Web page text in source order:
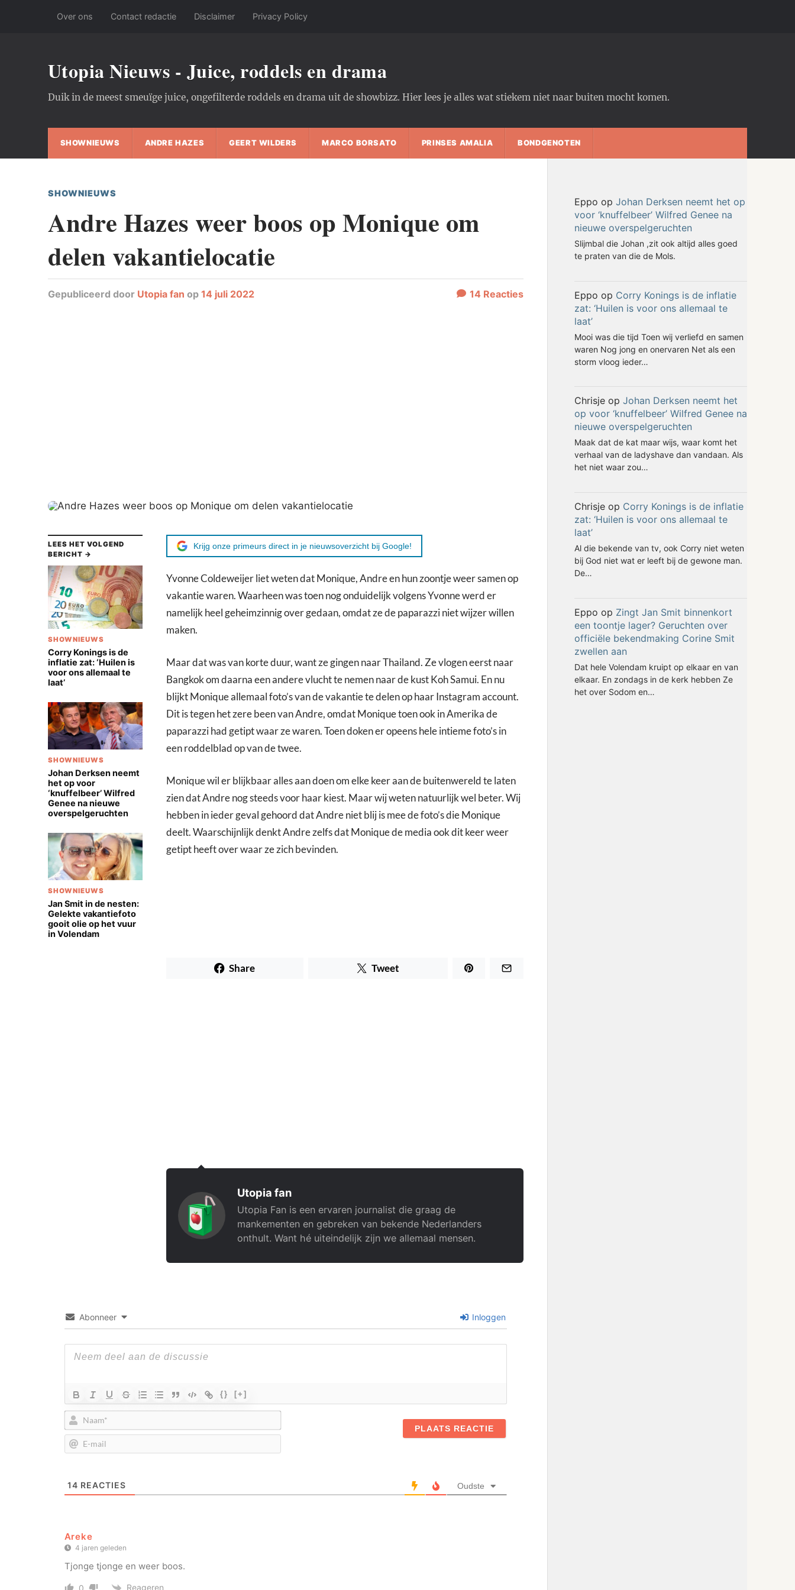
Over ons Contact redactie Disclaimer Privacy Policy
Utopia Nieuws - Juice, roddels en drama
Duik in de meest smeuïge juice, ongefilterde roddels en drama uit de showbizz. Hier lees je alles wat stiekem niet naar buiten mocht komen.
SHOWNIEUWS ANDRE HAZES GEERT WILDERS MARCO BORSATO PRINSES AMALIA BONDGENOTEN
SHOWNIEUWS
Andre Hazes weer boos op Monique om
delen vakantielocatie
Gepubliceerd door Utopia fan op 14 juli 2022 14 Reacties
LEES HET VOLGEND
BERICHT →
SHOWNIEUWS
Corry Konings is de
inflatie zat: ‘Huilen is
voor ons allemaal te
laat’
SHOWNIEUWS
Johan Derksen neemt
het op voor
‘knuffelbeer’ Wilfred
Genee na nieuwe
overspelgeruchten
SHOWNIEUWS
Jan Smit in de nesten:
Gelekte vakantiefoto
gooit olie op het vuur
in Volendam
Krijg onze primeurs direct in je nieuwsoverzicht bij Google!
Yvonne Coldeweijer liet weten dat Monique, Andre en hun zoontje weer samen op
vakantie waren. Waarheen was toen nog onduidelijk volgens Yvonne werd er
namelijk heel geheimzinnig over gedaan, omdat ze de paparazzi niet wijzer willen
maken.
Maar dat was van korte duur, want ze gingen naar Thailand. Ze vlogen eerst naar
Bangkok om daarna een andere vlucht te nemen naar de kust Koh Samui. En nu
blijkt Monique allemaal foto’s van de vakantie te delen op haar Instagram account.
Dit is tegen het zere been van Andre, omdat Monique toen ook in Amerika de
paparazzi had getipt waar ze waren. Toen doken er opeens hele intieme foto’s in
een roddelblad op van de twee.
Monique wil er blijkbaar alles aan doen om elke keer aan de buitenwereld te laten
zien dat Andre nog steeds voor haar kiest. Maar wij weten natuurlijk wel beter. Wij
hebben in ieder geval gehoord dat Andre niet blij is mee de foto’s die Monique
deelt. Waarschijnlijk denkt Andre zelfs dat Monique de media ook dit keer weer
getipt heeft over waar ze zich bevinden.
Share Tweet
Utopia fan
Utopia Fan is een ervaren journalist die graag de
mankementen en gebreken van bekende Nederlanders
onthult. Want hé uiteindelijk zijn we allemaal mensen.
Abonneer Inloggen
{} [+]
Naam*
mail
14 REACTIES Oudste
Areke
4 jaren geleden
Tjonge tjonge en weer boos.
0 Reageren
Eppo op Johan Derksen neemt het op
voor ‘knuffelbeer’ Wilfred Genee na
nieuwe overspelgeruchten
Slijmbal die Johan ,zit ook altijd alles goed
te praten van die de Mols.
Eppo op Corry Konings is de inflatie
zat: ‘Huilen is voor ons allemaal te
laat’
Mooi was die tijd Toen wij verliefd en samen
waren Nog jong en onervaren Net als een
storm vloog ieder…
Chrisjeop Johan Derksen neemt het
op voor ‘knuffelbeer’ Wilfred Genee na
nieuwe overspelgeruchten
Maak dat de kat maar wijs, waar komt het
verhaal van de ladyshave dan vandaan. Als
het niet waar zou…
Chrisjeop Corry Konings is de inflatie
zat: ‘Huilen is voor ons allemaal te
laat’
Al die bekende van tv, ook Corry niet weten
bij God niet wat er leeft bij de gewone man.
De…
Eppo op Zingt Jan Smit binnenkort
een toontje lager? Geruchten over
officiële bekendmaking Corine Smit
zwellen aan
Dat hele Volendam kruipt op elkaar en van
elkaar. En zondags in de kerk hebben Ze
het over Sodom en…